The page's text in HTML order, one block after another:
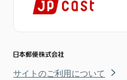
サイトのご利用について